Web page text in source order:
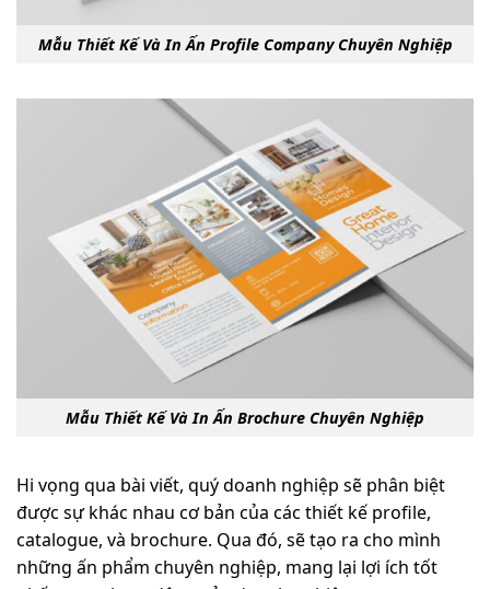
Mẫu Thiết Kế Và In Ấn Profile Company Chuyên Nghiệp
Mẫu Thiết Kế Và In Ấn Brochure Chuyên Nghiệp
Hi vọng qua bài viết, quý doanh nghiệp sẽ phân biệt
được sự khác nhau cơ bản của các thiết kế profile,
catalogue, và brochure. Qua đó, sẽ tạo ra cho mình
những ấn phẩm chuyên nghiệp, mang lại lợi ích tốt